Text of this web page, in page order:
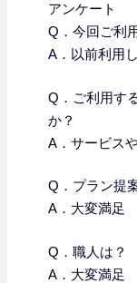
アンケート
Q．今回ご利
A．以前利用
Q． ご利用す
か？
A．サービス
Q．プラン提
A．大変満足
Q．職人は？
A．大変満足